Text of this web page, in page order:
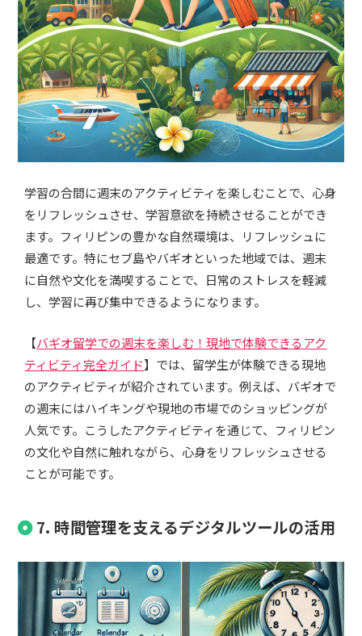
学習の合間に週末のアクティビティを楽しむことで、心身
をリフレッシュさせ、学習意欲を持続させることができ
ます。フィリピンの豊かな自然環境は、リフレッシュに
最適です。特にセブ島やバギオといった地域では、週末
に自然や文化を満喫することで、日常のストレスを軽減
し、学習に再び集中できるようになります。
【バギオ留学での週末を楽しむ！現地で体験できるアク
ティビティ完全ガイド】では、留学生が体験できる現地
のアクティビティが紹介されています。例えば、バギオで
の週末にはハイキングや現地の市場でのショッピングが
人気です。こうしたアクティビティを通じて、フィリピン
の文化や自然に触れながら、心身をリフレッシュさせる
ことが可能です。
7. 時間管理を支えるデジタルツールの活用